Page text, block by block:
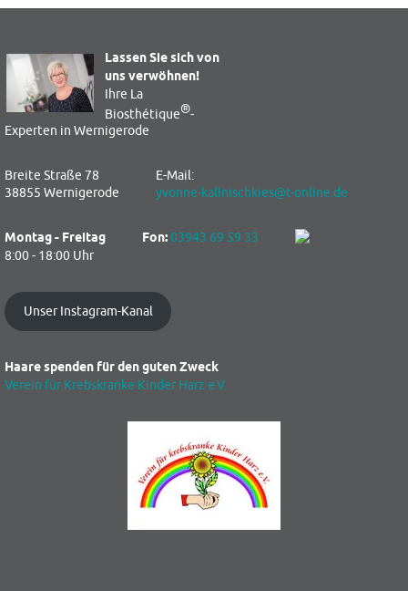
Lassen Sie sich von
uns verwöhnen!
Ihre La
Biosthétique®-
Experten in Wernigerode
Breite Straße 78
38855 Wernigerode
E-Mail:
yvonne-kallnischkies@t-online.de
Montag - Freitag
8:00 - 18:00 Uhr
Fon:03943 69 59 33
Unser Instagram-Kanal
Haare spenden für den guten Zweck
Verein für Krebskranke Kinder Harz e.V.